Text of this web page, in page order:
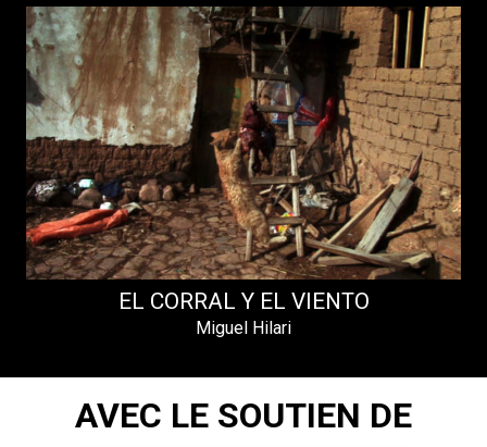
EL CORRAL Y EL VIENTO
Miguel Hilari
AVEC LE SOUTIEN DE